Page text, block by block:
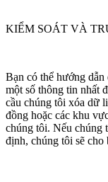
KIỂM SOÁT VÀ
Bạn có thể hướng
một số thông tin nhất
cầu chúng tôi xóa dữ
đồng hoặc các khu
chúng tôi. Nếu chúng
định, chúng tôi sẽ cho